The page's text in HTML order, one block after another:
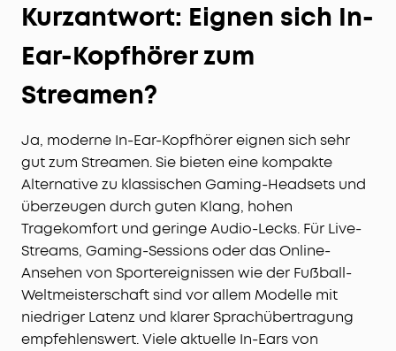
Kurzantwort: Eignen sich In-
Ear-Kopfhörer zum
Streamen?
Ja, moderne In-Ear-Kopfhörer eignen sich sehr
gut zum Streamen. Sie bieten eine kompakte
Alternative zu klassischen Gaming-Headsets und
überzeugen durch guten Klang, hohen
Tragekomfort und geringe Audio-Lecks. Für Live-
Streams, Gaming-Sessions oder das Online-
Ansehen von Sportereignissen wie der Fußball-
Weltmeisterschaft sind vor allem Modelle mit
niedriger Latenz und klarer Sprachübertragung
empfehlenswert. Viele aktuelle In-Ears von